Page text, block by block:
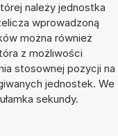
należy jednostka
wprowadzoną
można również
z możliwości
stosownej pozycji na
jednostek. We
sekundy.